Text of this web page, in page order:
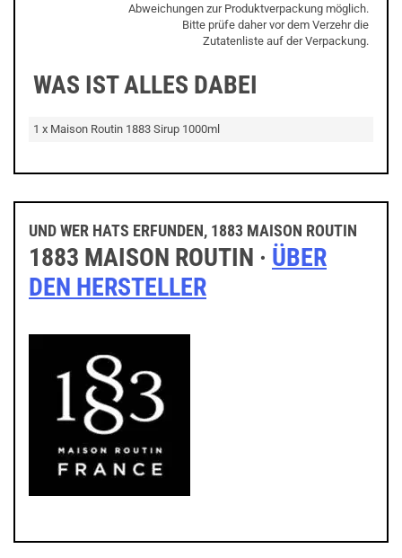
Abweichungen zur Produktverpackung möglich.
Bitte prüfe daher vor dem Verzehr die
Zutatenliste auf der Verpackung.
WAS IST ALLES DABEI
1 x Maison Routin 1883 Sirup 1000ml
UND WER HATS ERFUNDEN, 1883 MAISON ROUTIN
1883 MAISON ROUTIN · ÜBER
DEN HERSTELLER